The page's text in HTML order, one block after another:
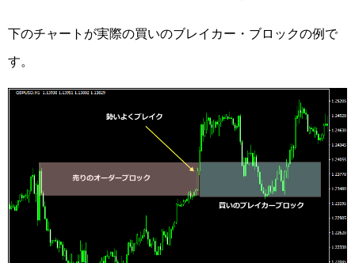
下のチャートが実際の買いのブレイカー・ブロックの例で
す。